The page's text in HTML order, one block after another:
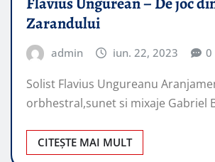
Zarandului
admin iun. 22, 2023 0
Solist Flavius Ungureanu
orbhestral,sunet si mixaje Gabriel
CITEȘTE MAI MULT